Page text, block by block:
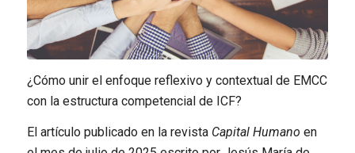
¿Cómo unir el enfoque reflexivo y contextual de EMCC
con la estructura competencial de ICF?
El artículo publicado en la revista Capital Humano en